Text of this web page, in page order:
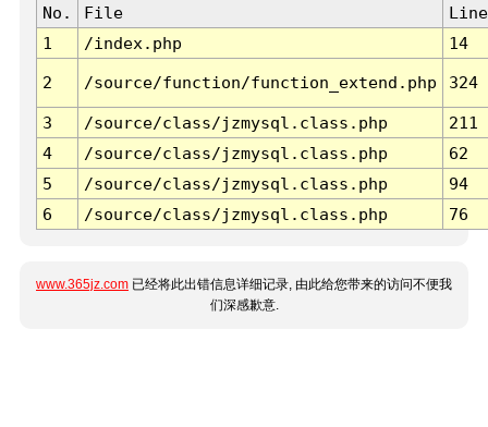
No. File
Line
1
/index.php 14
2 /source/function/function_extend.php 324
3 /source/class/jzmysql.class.php
211
4
/source/class/jzmysql.class.php
62
5
/source/class/jzmysql.class.php
94
6
/source/class/jzmysql.class.php 76
www.365jz.com 已经将此出错信息详细记录, 由此给您带来的访问不便我
们深感歉意.